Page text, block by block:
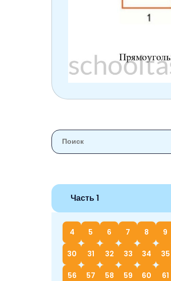
Часть 1
4 5 6 7 8 9
30 31 32 33 34 35
56 57 58 59 60 61